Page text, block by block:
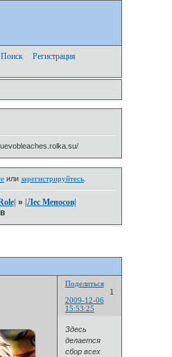
Поиск
Регистрация
илизарегистрируйтесь
» |Лес Меносов|
Поделиться
1
2009-12-06
15:53:25
Здесь
делается
сбор всех